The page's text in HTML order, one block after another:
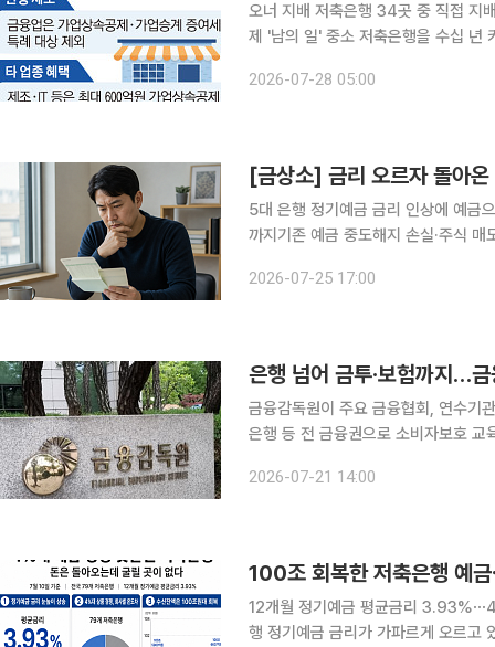
오너 지배 저축은행 34곳 중 직접 지
제 '남의 일' 중소 저축은행을 수십 년 키워도 자녀에게 물려줄 때 받을 수 있는 가업상속공제는 ‘0
달하는 상속세 공제 대상 업종에서 빠
2026-07-28 05:00
[금상소] 금리 오르자 돌아온
5대 은행 정기예금 금리 인상에 예금
까지기존 예금 중도해지 손실·주식 매도 기회비용 따져야 기준금
이자를 받을 수 있는 예금의 매력이
2026-07-25 17:00
은행 넘어 금투·보험까지…
금융감독원이 주요 금융협회, 연수기
은행 등 전 금융권으로 소비자보호 교육 협력을 확대하
개 유관 기관과 함께 '금융회사 임직
2026-07-21 14:00
100조 회복한 저축은행 예
12개월 정기예금 평균금리
행 정기예금 금리가 가파르게 오르고